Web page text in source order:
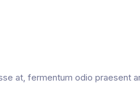
at, fermentum odio praesent